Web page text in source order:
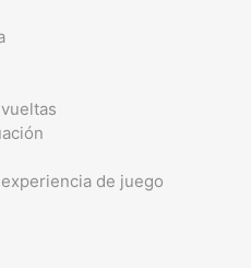
de juego